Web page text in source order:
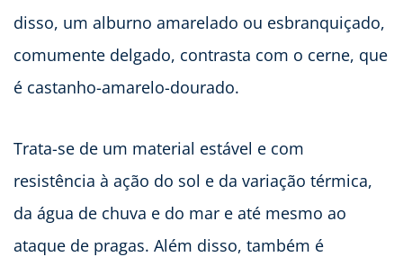
disso, um alburno amarelado ou esbranquiçado,
comumente delgado, contrasta com o cerne, que
é castanho-amarelo-dourado.
Trata-se de um material estável e com
resistência à ação do sol e da variação térmica,
da água de chuva e do mar e até mesmo ao
ataque de pragas. Além disso, também é